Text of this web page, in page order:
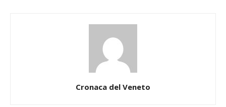
Cronaca del Veneto